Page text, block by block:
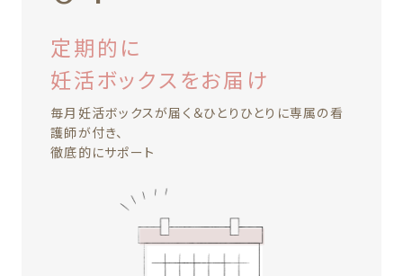
定期的に
妊活ボックスをお届け
毎月妊活ボックスが届く＆ひとりひとりに専属の看
護師が付き、
徹底的にサポート